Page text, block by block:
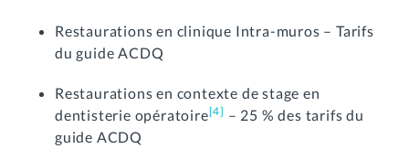
Restaurations en clinique Intra-muros – Tarifs
du guide ACDQ
Restaurations en contexte de stage en
dentisterie opératoire[4] – 25 % des tarifs du
guide ACDQ